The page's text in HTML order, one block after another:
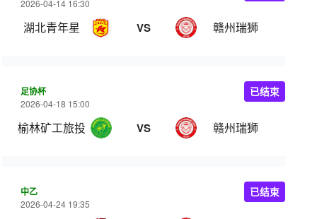
2026-04-14 16:30
湖北青年星 VS 赣州瑞狮
足协杯
2026-04-18 15:00
榆林矿工旅投 VS 赣州瑞狮
已结束
中乙
2026-04-24 19:35
已结束